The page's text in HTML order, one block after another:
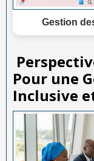
Gestion
Pour une
Inclusive